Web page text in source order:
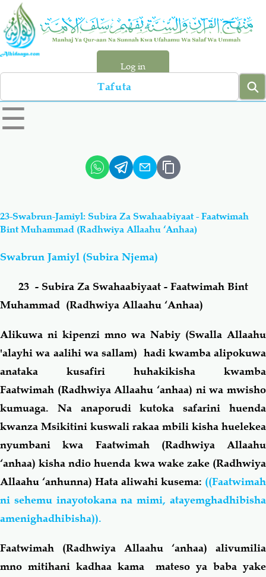
Skip
main
content
Log in
Search
left
sidebar
☰
Hadiyth
Aqiydah Manhaj
Shirki & Kufru Bid-'ah (Uzushi)
Fiqh-Ibaadah Duaa-Adhkaar
Fataawa Za Ulamaa Kauli Za Salaf
Akhlaaq-Aadaab Raqaaiq
Familia-Jamii Maswali-Majibu
Chemsha Bongo Vitabu
23-Swabrun-Jamiyl: Subira Za Swahaabiyaat - Faatwimah
Bint Muhammad (Radhwiya Allaahu ‘Anhaa)
Swabrun Jamiyl (Subira Njema)
23 - Subira Za Swahaabiyaat - Faatwimah Bint
Muhammad (Radhwiya Allaahu ‘Anhaa)
Alikuwa ni kipenzi mno wa Nabiy (Swalla Allaahu
'alayhi wa aalihi wa sallam) hadi kwamba alipokuwa
anataka kusafiri huhakikisha kwamba
Faatwimah (Radhwiya Allaahu ‘anhaa) ni wa mwisho
kumuaga. Na anaporudi kutoka safarini huenda
kwanza Msikitini kuswali rakaa mbili kisha huelekea
nyumbani kwa Faatwimah (Radhwiya Allaahu
‘anhaa) kisha ndio huenda kwa wake zake (Radhwiya
Allaahu ‘anhunna) Hata aliwahi kusema: ((Faatwimah
ni sehemu inayotokana na mimi, atayemghadhibisha
amenighadhibisha)).
Faatwimah (Radhwiya Allaahu ‘anhaa) alivumilia
mno mitihani kadhaa kama mateso ya baba yake